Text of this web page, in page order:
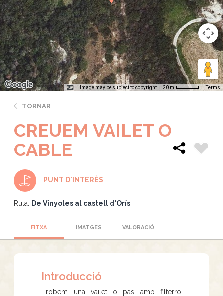
Image may be subject to copyright 20 m Terms
TORNAR
CREUEM VAILET O
CABLE
PUNT D'INTERÈS
Ruta: De Vinyoles al castell d'Orís
FITXA IMATGES VALORACIÓ
Introducció
Trobem una vailet o pas amb filferro